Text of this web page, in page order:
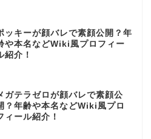
ッキーが顔バレで素顔公開？年
や本名などWiki風プロフィー
紹介！
ガテラゼロが顔バレで素顔公
？年齢や本名などWiki風プロ
ィール紹介！